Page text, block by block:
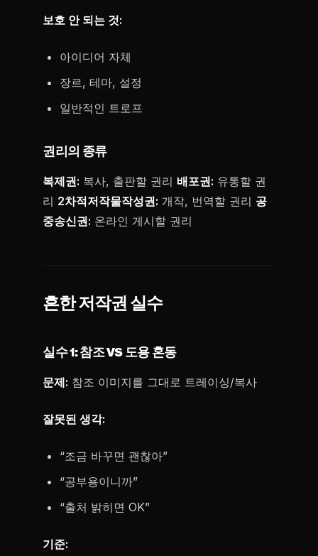
보호 안 되는 것:
아이디어 자체
장르, 테마, 설정
일반적인 트로프
권리의 종류
복제권: 복사, 출판할 권리 배포권: 유통할 권
리 2차적저작물작성권: 개작, 번역할 권리 공
중송신권: 온라인 게시할 권리
흔한 저작권 실수
실수 1: 참조 VS 도용 혼동
문제: 참조 이미지를 그대로 트레이싱/복사
잘못된 생각:
“조금 바꾸면 괜찮아”
“공부용이니까”
“출처 밝히면 OK”
기준: